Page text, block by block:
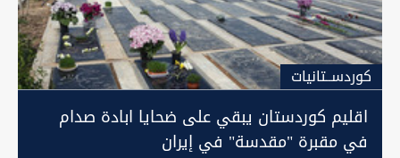
كوردســتانيات
اقليم كوردستان يبقي على ضحايا ابادة صدام
في مقبرة "مقدسة" في إيران